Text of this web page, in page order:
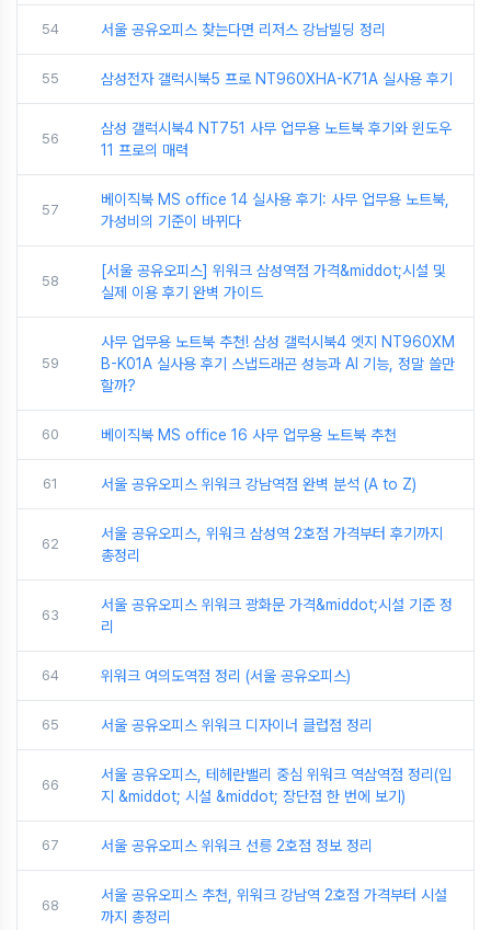
54 서울 공유오피스 찾는다면 리저스 강남빌딩 정리
55 삼성전자 갤럭시북5 프로 NT960XHA-K71A 실사용 후기
56
삼성 갤럭시북4 NT751 사무 업무용 노트북 후기와 윈도우
11 프로의 매력
57
베이직북 MS office 14 실사용 후기: 사무 업무용 노트북,
가성비의 기준이 바뀌다
58
[서울 공유오피스] 위워크 삼성역점 가격&middot;시설 및
실제 이용 후기 완벽 가이드
59
사무 업무용 노트북 추천! 삼성 갤럭시북4 엣지 NT960XM
B-K01A 실사용 후기 스냅드래곤 성능과 AI 기능, 정말 쓸만
할까?
60 베이직북 MS office 16 사무 업무용 노트북 추천
61 서울 공유오피스 위워크 강남역점 완벽 분석 (A to Z)
62
서울 공유오피스, 위워크 삼성역 2호점 가격부터 후기까지
총정리
63
서울 공유오피스 위워크 광화문 가격&middot;시설 기준 정
리
64 위워크 여의도역점 정리 (서울 공유오피스)
65 서울 공유오피스 위워크 디자이너 클럽점 정리
66
서울 공유오피스, 테헤란밸리 중심 위워크 역삼역점 정리(입
지 &middot; 시설 &middot; 장단점 한 번에 보기)
67 서울 공유오피스 위워크 선릉 2호점 정보 정리
68
서울 공유오피스 추천, 위워크 강남역 2호점 가격부터 시설
까지 총정리